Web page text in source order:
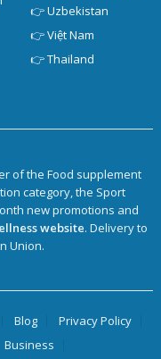
👉Việt Nam
👉Thailand
of the Food supplement
category, the Sport
new promotions and
website
. Delivery to
Blog
Privacy Policy
Business
Plan
Youtube